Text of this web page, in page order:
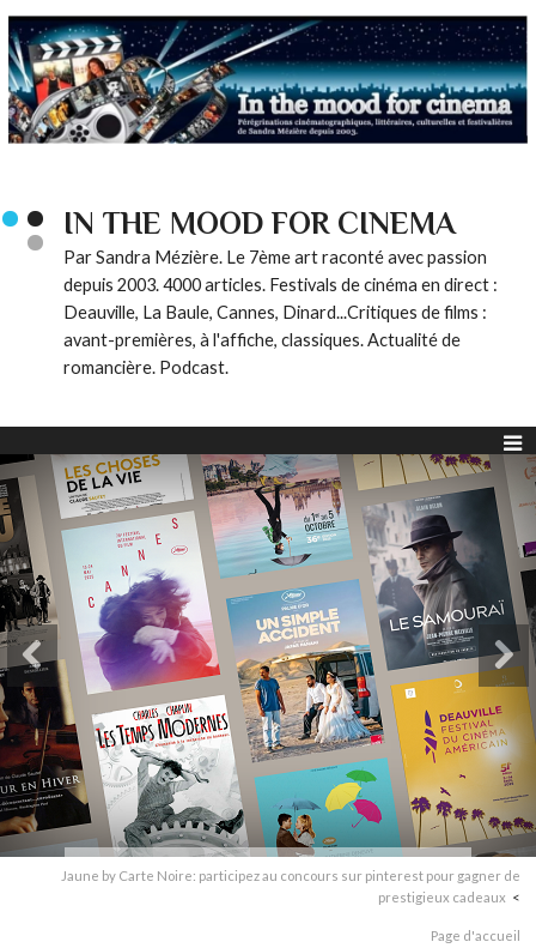
IN THE MOOD FOR CINEMA
Par Sandra Mézière. Le 7ème art raconté avec passion
depuis 2003. 4000 articles. Festivals de cinéma en direct :
Deauville, La Baule, Cannes, Dinard...Critiques de films :
avant-premières, à l'affiche, classiques. Actualité de
romancière. Podcast.
Jaune by Carte Noire: participez au concours sur pinterest pour gagner de
prestigieux cadeaux
Page d'accueil